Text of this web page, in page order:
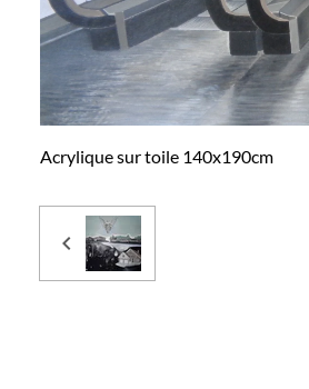
Acrylique sur toile 140x190cm